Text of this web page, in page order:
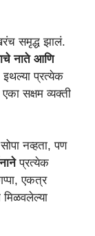
समृद्ध झालं.
नाते आणि
प्रत्येक
सक्षम व्यक्ती
नव्हता, पण
प्रत्येक
एकत्र